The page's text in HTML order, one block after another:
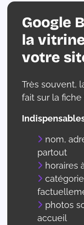
Google
la
votre
Très souvent,
fait sur la fiche
nom,
partout
horaires
photos
accueil